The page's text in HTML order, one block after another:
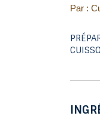
Par :